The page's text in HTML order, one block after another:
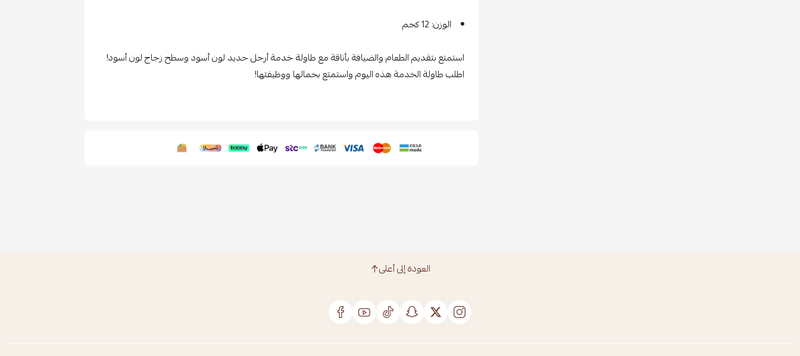
الوزن: 12 كجم
استمتع بتقديم الطعام والضيافة بأناقة مع طاولة خدمة أرجل حديد لون أسود وسطح زجاج لون أسود!
اطلب طاولة الخدمة هذه اليوم واستمتع بجمالها ووظيفتها!
العودة إلى أعلى